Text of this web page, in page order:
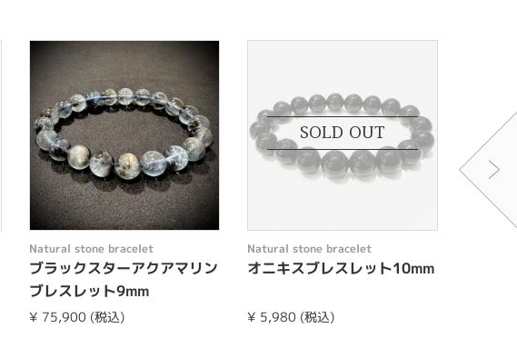
Natural stone bracelet
ブラックスターアクアマリン
ブレスレット9mm
¥ 75,900 (税込)
SOLD OUT
Natural stone bracelet
オニキスブレスレット10mm
¥ 5,980 (税込)